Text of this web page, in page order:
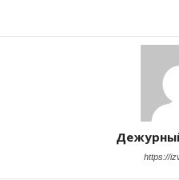
https://